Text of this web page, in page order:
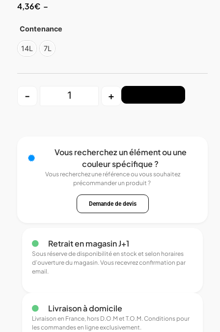
4,36€ –
Contenance
14L 7L
- +
Vous recherchez un élément ou une
couleur spécifique ?
Vous recherchez une référence ou vous souhaitez
précommander un produit ?
Demande de devis
Retrait en magasin J+1
Sous réserve de disponibilité en stock et selon horaires
d’ouverture du magasin. Vous recevrez confirmation par
email.
Livraison à domicile
Livraison en France, hors D.O.M et T.O.M. Conditions pour
les commandes en ligne exclusivement.